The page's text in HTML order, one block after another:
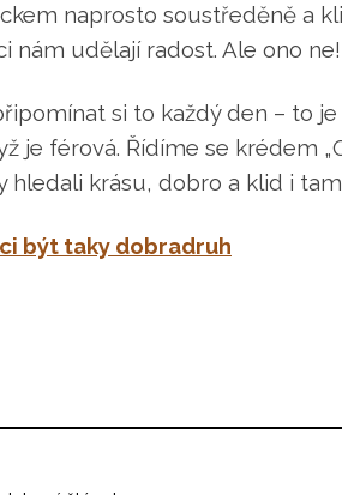
naprosto soustředěně a
nám udělají radost. Ale ono
si to každý den – to
je férová. Řídíme se krédem
hledali krásu, dobro a klid i
být taky dobradruh